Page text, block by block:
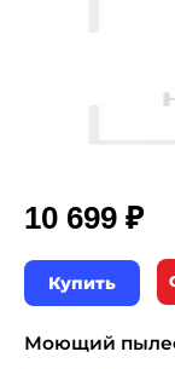
10 699 ₽
Купить
Моющий